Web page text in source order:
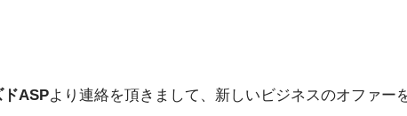
ドASPより連絡を頂きまして、新しいビジネスのオファー